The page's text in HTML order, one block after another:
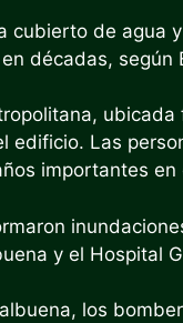
cubierto de agua
décadas, según
edificio. Las
importantes
y el Hospital
los